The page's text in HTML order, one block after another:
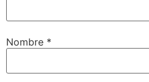
Nombre *